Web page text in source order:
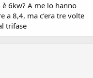
6kw? A me lo hanno
a 8,4, ma c’era tre volte
trifase